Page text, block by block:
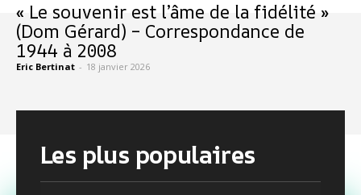
« Le souvenir est l’âme de la fidélité »
(Dom Gérard) – Correspondance de
1944 à 2008
Eric Bertinat - 18 janvier 2026
Les plus populaires